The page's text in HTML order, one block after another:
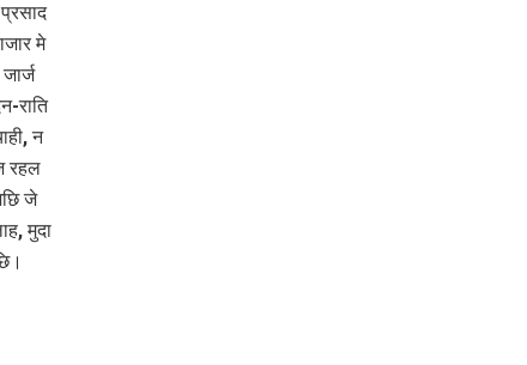
मे
राति
न
रहल
जे
मुदा